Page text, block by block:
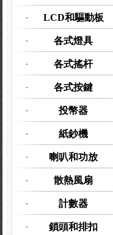
LCD和驅動板
各式燈具
各式搖杆
各式按鍵
投幣器
紙鈔機
喇叭和功放
散熱風扇
計數器
鎖頭和排扣